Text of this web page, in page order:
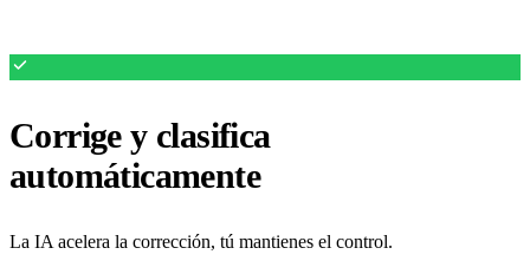
Corrige y clasifica
automáticamente
La IA acelera la corrección, tú mantienes el control.